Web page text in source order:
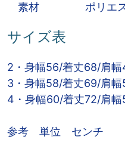
素材 ポリエステ
サイズ表
2・身幅56/着丈68/肩
3・身幅58/着丈69/肩
4・身幅60/着丈72/肩
参考 単位 センチ